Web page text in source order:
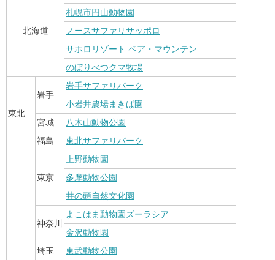
北海道
札幌市円山動物園
ノースサファリサッポロ
サホロリゾート ベア・マウンテン
のぼりべつクマ牧場
東北
岩手
岩手サファリパーク
小岩井農場まきば園
宮城
八木山動物公園
福島
東北サファリパーク
東京
上野動物園
多摩動物公園
井の頭自然文化園
神奈川
よこはま動物園ズーラシア
金沢動物園
埼玉
東武動物公園